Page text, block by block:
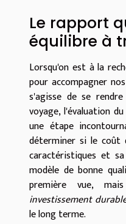
Le rapport
équilibre à
Lorsqu'on est à la
pour accompagner
s'agisse de se
voyage, l'évaluation du
une étape
déterminer si le coût
caractéristiques et
modèle de bonne
première vue,
investissement
le long terme.